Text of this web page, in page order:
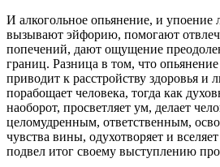
И алкогольное опьянение, и
вызывают эйфорию, помогают
попечений, дают ощущение
границ. Разница в том, что
приводит к расстройству здоровья и
порабощает человека, тогда как
наоборот, просветляет ум, делает
целомудренным, ответственным,
чувства вины, одухотворяет и
подвел итог своему выступлению